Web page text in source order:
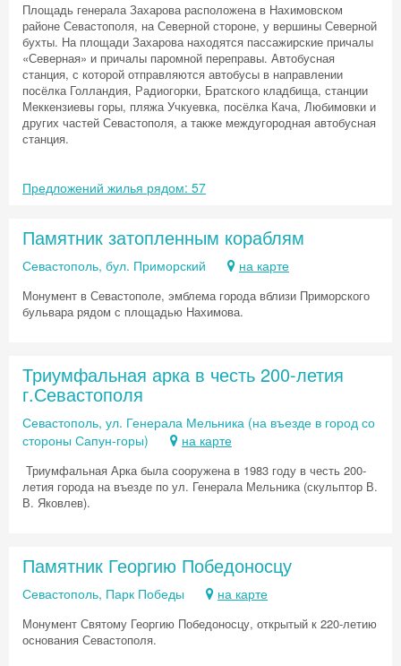
Площадь генерала Захарова расположена в Нахимовском
районе Севастополя, на Северной стороне, у вершины Северной
бухты. На площади Захарова находятся пассажирские причалы
«Северная» и причалы паромной переправы. Автобусная
станция, с которой отправляются автобусы в направлении
посёлка Голландия, Радиогорки, Братского кладбища, станции
Меккензиевы горы, пляжа Учкуевка, посёлка Кача, Любимовки и
других частей Севастополя, а также междугородная автобусная
станция.
Предложений жилья рядом: 57
Памятник затопленным кораблям
Севастополь, бул. Приморский на карте
Монумент в Севастополе, эмблема города вблизи Приморского
бульвара рядом с площадью Нахимова.
Триумфальная арка в честь 200-летия
г.Севастополя
Севастополь, ул. Генерала Мельника (на въезде в город со
стороны Сапун-горы)
на карте
Триумфальная Арка была сооружена в 1983 году в честь 200-
летия города на въезде по ул. Генерала Мельника (скульптор В.
В. Яковлев).
Памятник Георгию Победоносцу
Севастополь, Парк Победы на карте
Монумент Святому Георгию Победоносцу, открытый к 220-летию
основания Севастополя.